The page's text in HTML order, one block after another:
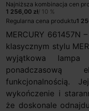
Najniższa kombinacja cen
1 256,00 zł/ 10 %
Regularna cena produktu1
MERCURY 661457N
klasycznym stylu
wyjątkowa
ponadczasową
funkcjonalnością.
wykończenie i
że doskonale